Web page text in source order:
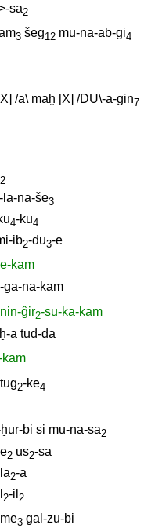
sa2
3 šeg12 mu-na-ab-gi4
X] /a\ maḫ [X] /DU\-a-gin7
2
la-na-še3
4-ku4
ib2-du3-e
kam
-ga-na-kam
nin-ĝir2-su-ka-kam
a tud-da
kam
2-ke4
bi si mu-na-sa2
2 us2-sa
la2-a
2-il 2
me3 gal-zu-bi